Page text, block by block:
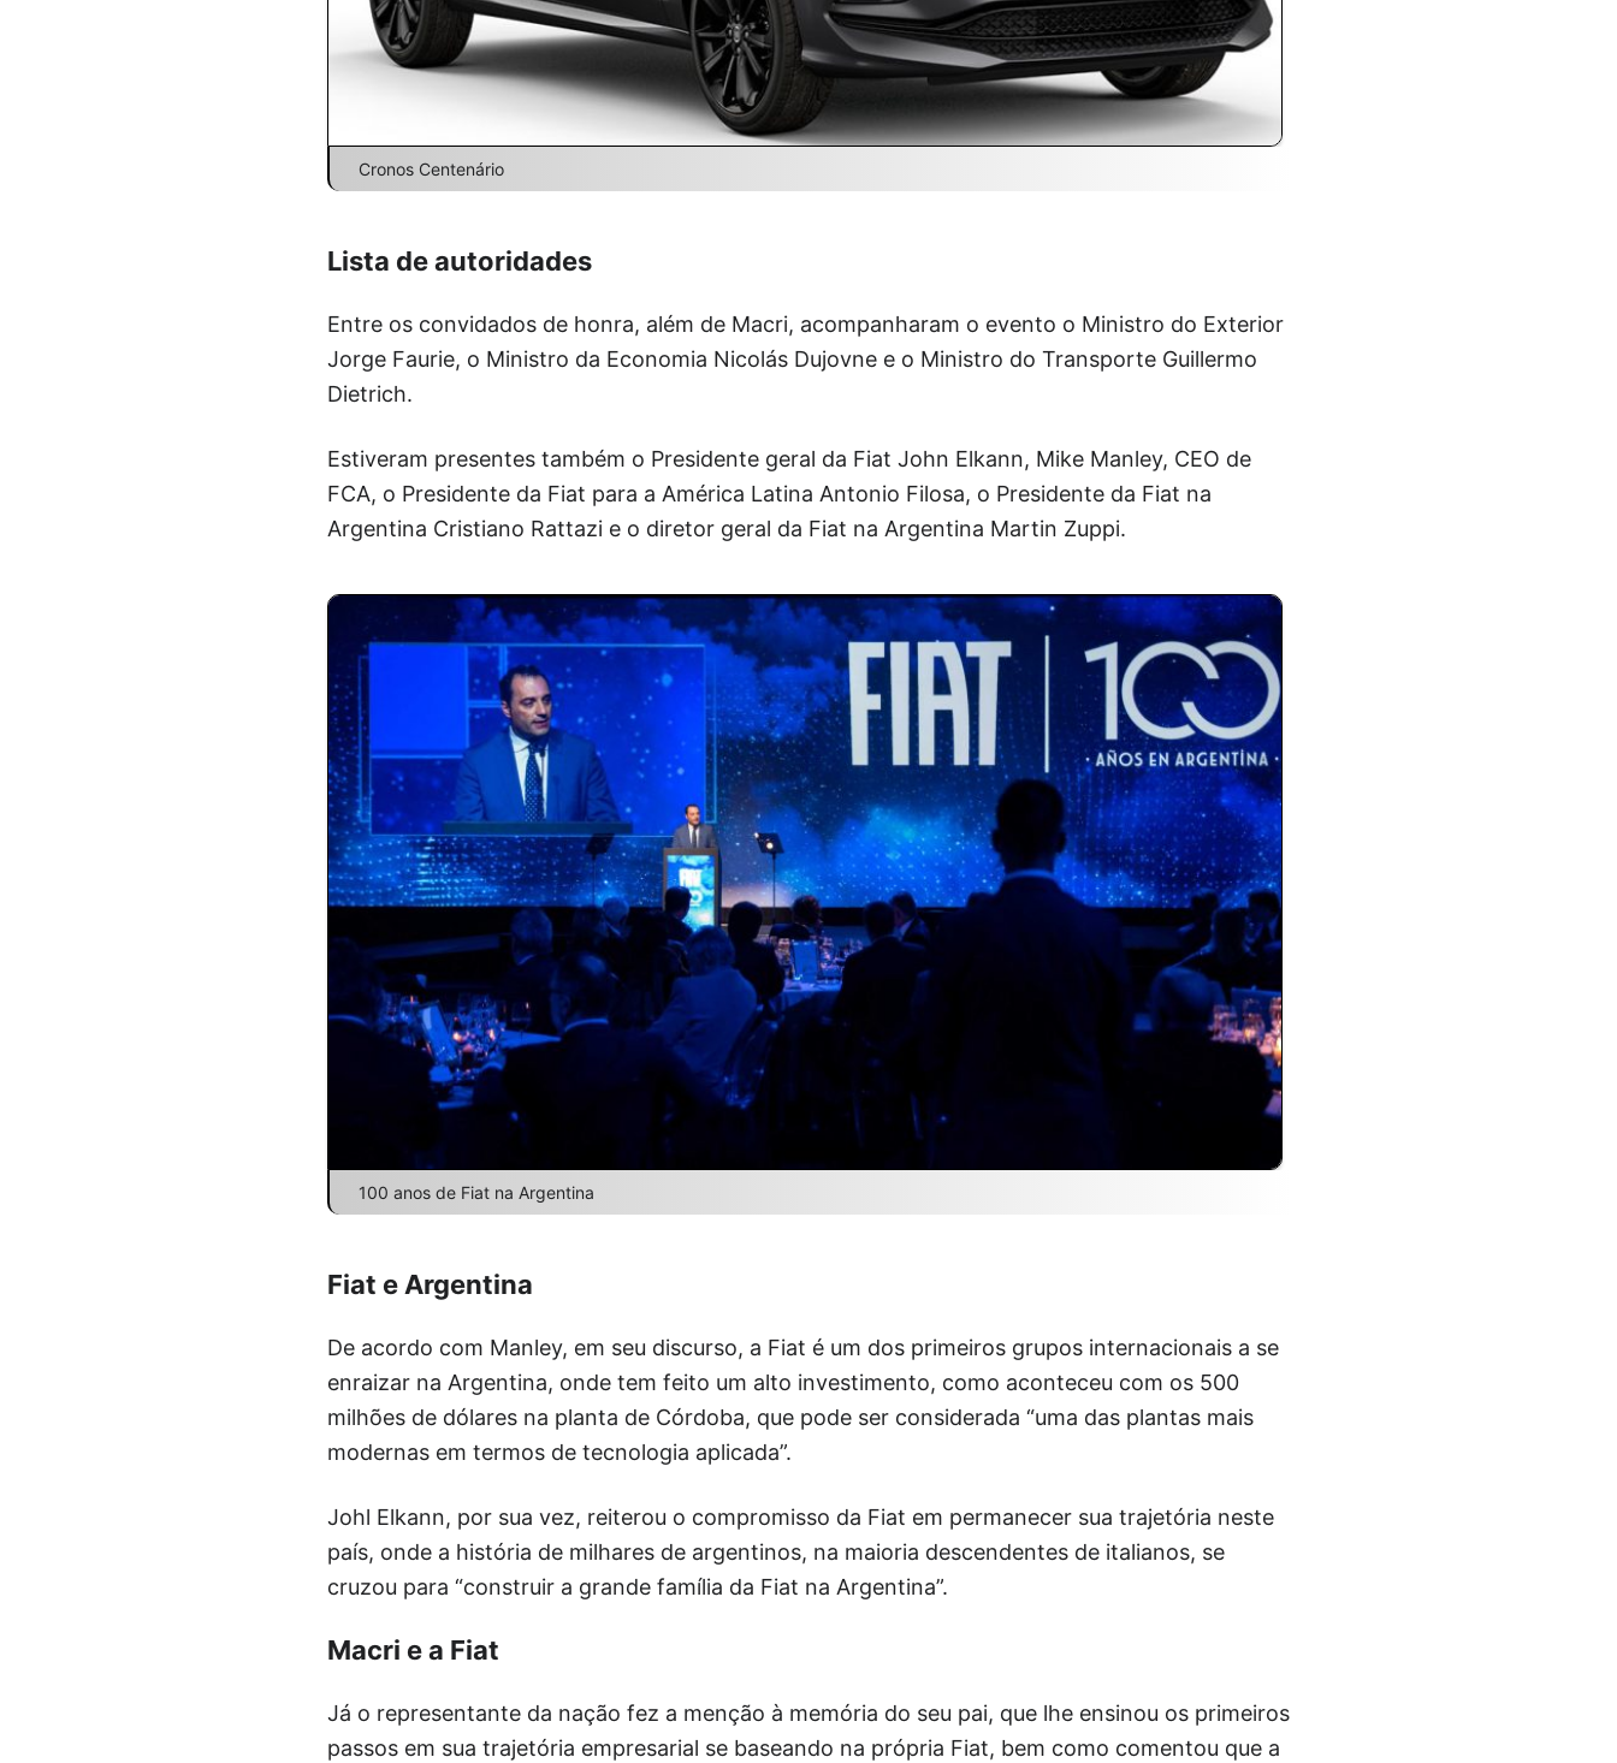
Cronos Centenário
Lista de autoridades
Entre os convidados de honra, além de Macri, acompanharam o evento o Ministro do Exterior
Jorge Faurie, o Ministro da Economia Nicolás Dujovne e o Ministro do Transporte Guillermo
Dietrich.
Estiveram presentes também o Presidente geral da Fiat John Elkann, Mike Manley, CEO de
FCA, o Presidente da Fiat para a América Latina Antonio Filosa, o Presidente da Fiat na
Argentina Cristiano Rattazi e o diretor geral da Fiat na Argentina Martin Zuppi.
100 anos de Fiat na Argentina
Fiat e Argentina
De acordo com Manley, em seu discurso, a Fiat é um dos primeiros grupos internacionais a se
enraizar na Argentina, onde tem feito um alto investimento, como aconteceu com os 500
milhões de dólares na planta de Córdoba, que pode ser considerada “uma das plantas mais
modernas em termos de tecnologia aplicada”.
Johl Elkann, por sua vez, reiterou o compromisso da Fiat em permanecer sua trajetória neste
país, onde a história de milhares de argentinos, na maioria descendentes de italianos, se
cruzou para “construir a grande família da Fiat na Argentina”.
Macri e a Fiat
Já o representante da nação fez a menção à memória do seu pai, que lhe ensinou os primeiros
passos em sua trajetória empresarial se baseando na própria Fiat, bem como comentou que a